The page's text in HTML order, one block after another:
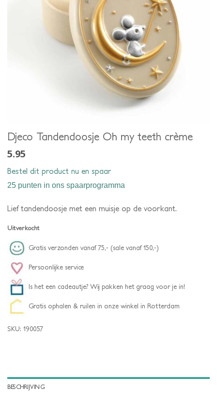
Djeco Tandendoosje Oh my teeth crème
5.95
Bestel dit product nu en spaar
25 punten in ons spaarprogramma
Lief tandendoosje met een muisje op de voorkant.
Uitverkocht
Gratis verzonden vanaf 75,- (sale vanaf 150,-)
Persoonlijke service
Is het een cadeautje? Wij pakken het graag voor je in!
Gratis ophalen & ruilen in onze winkel in Rotterdam
SKU: 190057
BESCHRIJVING